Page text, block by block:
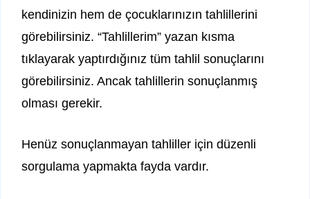
kendinizin hem de çocuklarınızın tahlillerini
görebilirsiniz. “Tahlillerim” yazan kısma
tıklayarak yaptırdığınız tüm tahlil sonuçlarını
görebilirsiniz. Ancak tahlillerin sonuçlanmış
olması gerekir.
Henüz sonuçlanmayan tahliller için düzenli
sorgulama yapmakta fayda vardır.